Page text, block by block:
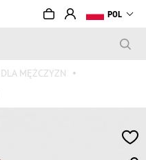
POL
DLA MĘŻCZYZN